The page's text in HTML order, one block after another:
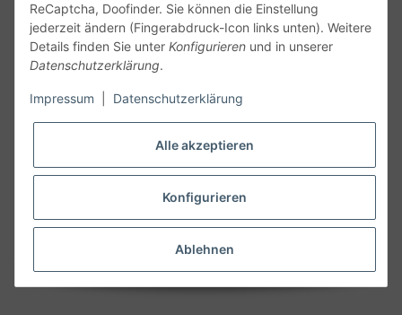
Follow Us
Widerruf
Vertrag widerrufen
ReCaptcha, Doofinder. Sie können die Einstellung
jederzeit ändern (Fingerabdruck-Icon links unten). Weitere
Details finden Sie unter Konfigurieren und in unserer
Datenschutzerklärung.
Impressum Datenschutzerklärung
Alle akzeptieren
Konfigurieren
Ablehnen